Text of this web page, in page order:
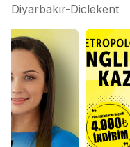
Diyarbakır-Diclekent